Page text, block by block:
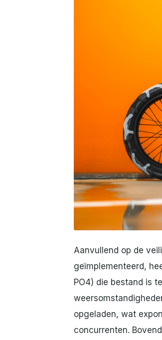
Aanvullend op de
geïmplementeerd,
PO4) die bestand is
opgeladen, wat
concurrenten.